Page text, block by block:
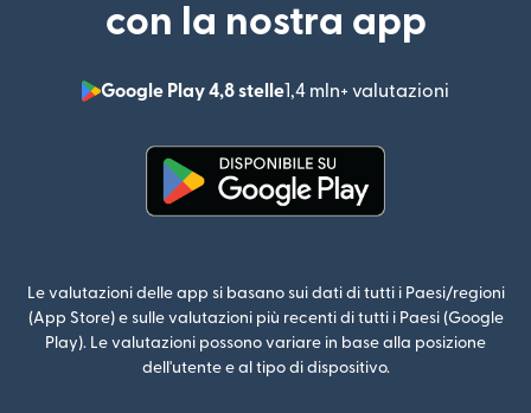
con la nostra app
Google Play 4,8 stelle1,4 mln+ valutazioni
Le valutazioni delle app si basano sui dati di tutti i Paesi/regioni
(App Store) e sulle valutazioni più recenti di tutti i Paesi (Google
Play). Le valutazioni possono variare in base alla posizione
dell'utente e al tipo di dispositivo.